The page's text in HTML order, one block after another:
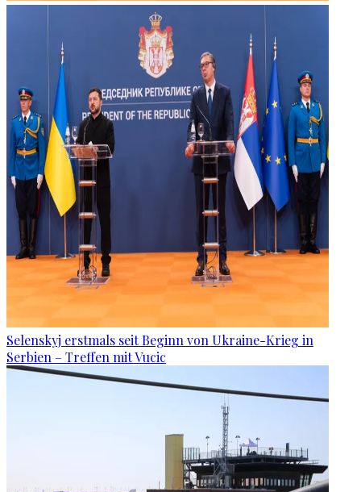
Selenskyj erstmals seit Beginn von Ukraine-Krieg in
Serbien – Treffen mit Vucic